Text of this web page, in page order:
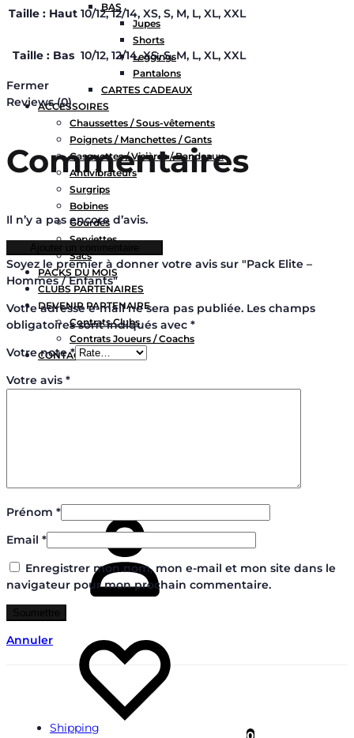
BAS
Jupes
Shorts
Leggings
Pantalons
CARTES CADEAUX
ACCESSOIRES
Chaussettes / Sous-vêtements
Poignets / Manchettes / Gants
Casquettes / Visières / Bandeaux
Antivibrateurs
Surgrips
Bobines
Gourdes
Serviettes
Sacs
PACKS DU MOIS
CLUBS PARTENAIRES
DEVENIR PARTENAIRE
Contrats Clubs
Contrats Joueurs / Coachs
CONTACT
Connectez-
vous
Taille : Haut 10/12, 12/14, XS, S, M, L, XL, XXL
Taille : Bas 10/12, 12/14, XS, S, M, L, XL, XXL
Fermer
Reviews (0)
Commentaires
Il n’y a pas encore d’avis.
Soyez le premier à donner votre avis sur "Pack Elite –
Hommes / Enfants"
Votre adresse e-mail ne sera pas publiée. Les champs
obligatoires sont indiqués avec *
Votre note*
Votre avis *
Prénom *
Email *
Enregistrer mon nom, mon e-mail et mon site dans le
navigateur pour mon prochain commentaire.
Annuler
Shipping